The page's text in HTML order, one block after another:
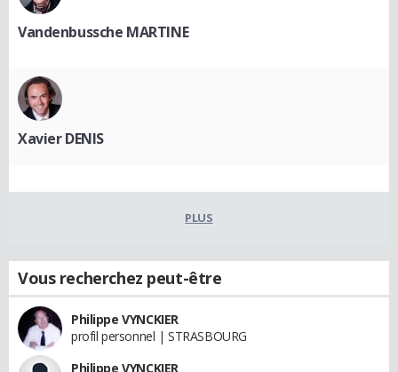
Vandenbussche MARTINE
Xavier DENIS
PLUS
Vous recherchez peut-être
Philippe VYNCKIER
profil personnel | STRASBOURG
Philippe VYNCKIER